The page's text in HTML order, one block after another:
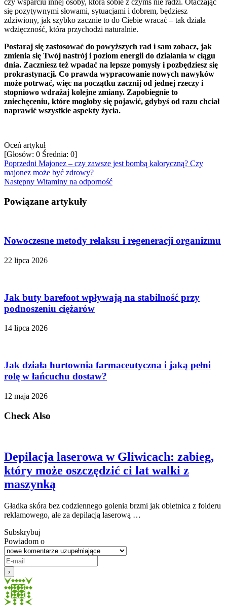
czy wsparciu innej osoby, która sobie z czymś nie radzi. Otaczając
się pozytywnymi słowami, sytuacjami i dobrem, będziesz
zdziwiony, jak szybko zacznie to do Ciebie wracać – tak działa
wdzięczność, która przychodzi naturalnie.
Postaraj się zastosować do powyższych rad i sam zobacz, jak
zmienia się Twój nastrój i poziom energii do działania w ciągu
dnia. Zaczniesz też wpadać na lepsze pomysły i pozbędziesz się
prokrastynacji. Co prawda wypracowanie nowych nawyków
może potrwać, więc na początku zacznij od jednej rzeczy i
stopniowo wdrażaj kolejne zmiany. Zapobiegnie to
zniechęceniu, które mogłoby się pojawić, gdybyś od razu chciał
naprawić wszystkie aspekty życia.
Oceń artykuł
[Głosów: 0 Średnia: 0]
Poprzedni Majonez – czy zawsze jest bombą kaloryczną? Czy
majonez może być zdrowy?
Następny Witaminy na odporność
Powiązane artykuły
Nowoczesne metody relaksu i regeneracji organizmu
22 lipca 2026
Jak buty barefoot wpływają na stabilność przy
podnoszeniu ciężarów
14 lipca 2026
Jak działa hurtownia farmaceutyczna i jaką pełni
rolę w łańcuchu dostaw?
12 maja 2026
Check Also
Depilacja laserowa w Gliwicach: zabieg,
który może oszczędzić ci lat walki z
maszynką
Gładka skóra bez codziennego golenia brzmi jak obietnica z folderu
reklamowego, ale za depilacją laserową …
Subskrybuj
Powiadom o